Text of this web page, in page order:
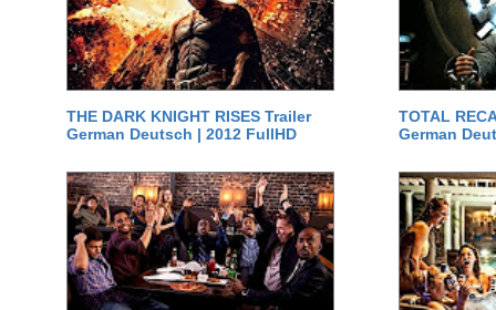
THE DARK KNIGHT RISES Trailer
German Deutsch | 2012 FullHD
TOTAL
German